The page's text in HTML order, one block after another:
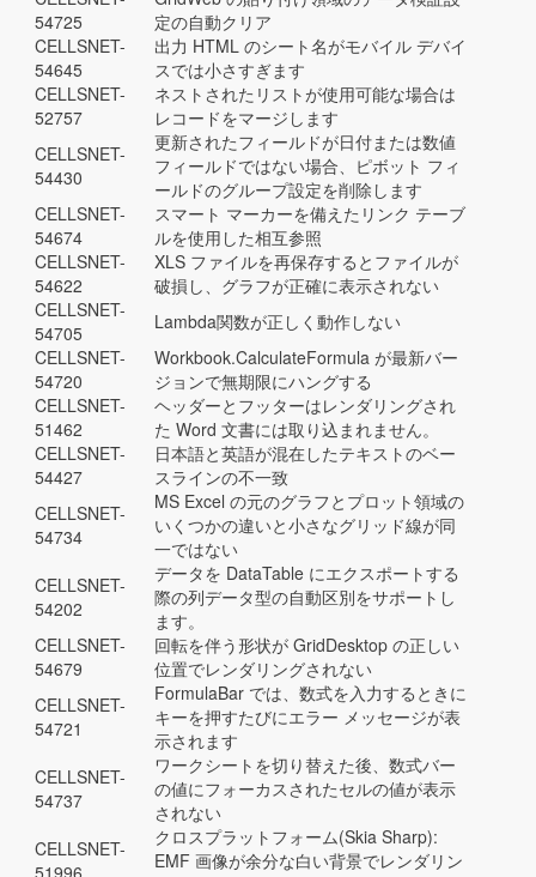
54725
定の自動クリア
CELLSNET-
54645
出力 HTML のシート名がモバイル デバイ
スでは小さすぎます
CELLSNET-
52757
ネストされたリストが使用可能な場合は
レコードをマージします
CELLSNET-
54430
更新されたフィールドが日付または数値
フィールドではない場合、ピボット フィ
ールドのグループ設定を削除します
CELLSNET-
54674
スマート マーカーを備えたリンク テーブ
ルを使用した相互参照
CELLSNET-
54622
XLS ファイルを再保存するとファイルが
破損し、グラフが正確に表示されない
CELLSNET-
54705
Lambda関数が正しく動作しない
CELLSNET-
54720
Workbook.CalculateFormula が最新バー
ジョンで無期限にハングする
CELLSNET-
51462
ヘッダーとフッターはレンダリングされ
た Word 文書には取り込まれません。
CELLSNET-
54427
日本語と英語が混在したテキストのベー
スラインの不一致
CELLSNET-
54734
MS Excel の元のグラフとプロット領域の
いくつかの違いと小さなグリッド線が同
一ではない
CELLSNET-
54202
データを DataTable にエクスポートする
際の列データ型の自動区別をサポートし
ます。
CELLSNET-
54679
回転を伴う形状が GridDesktop の正しい
位置でレンダリングされない
CELLSNET-
54721
FormulaBar では、数式を入力するときに
キーを押すたびにエラー メッセージが表
示されます
CELLSNET-
54737
ワークシートを切り替えた後、数式バー
の値にフォーカスされたセルの値が表示
されない
CELLSNET-
51996
クロスプラットフォーム(Skia Sharp):
EMF 画像が余分な白い背景でレンダリン